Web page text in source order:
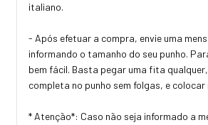
italiano.
- Após efetuar a compra, envie uma
informando o tamanho do seu punho.
bem fácil. Basta pegar uma fita
completa no punho sem folgas, e colocar
* Atenção*: Caso não seja informado a